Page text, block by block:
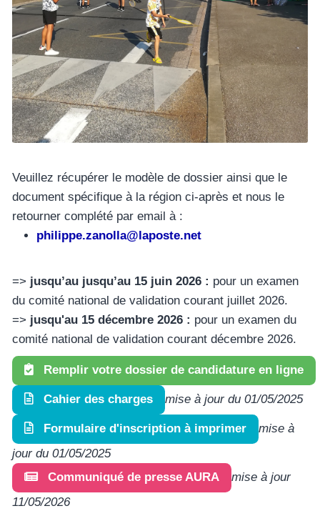
Veuillez récupérer le modèle de dossier ainsi que le
document spécifique à la région ci-après et nous le
retourner complété par email à :
philippe.zanolla@laposte.net
=> jusqu’au jusqu’au 15 juin 2026 : pour un examen
du comité national de validation courant juillet 2026.
=> jusqu'au 15 décembre 2026 : pour un examen du
comité national de validation courant décembre 2026.
Remplir votre dossier de candidature en ligne
Cahier des charges mise à jour du 01/05/2025
Formulaire d'inscription à imprimer
mise à
jour du 01/05/2025
Communiqué de presse AURA
mise à jour
11/05/2026